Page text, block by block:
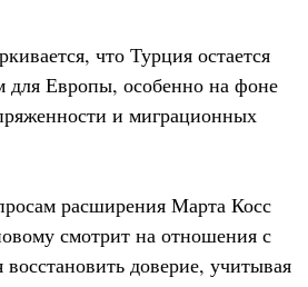
что Турция остается
для Европы, особенно на фоне
и миграционных
расширения Марта Косс
смотрит на отношения с
доверие, учитывая